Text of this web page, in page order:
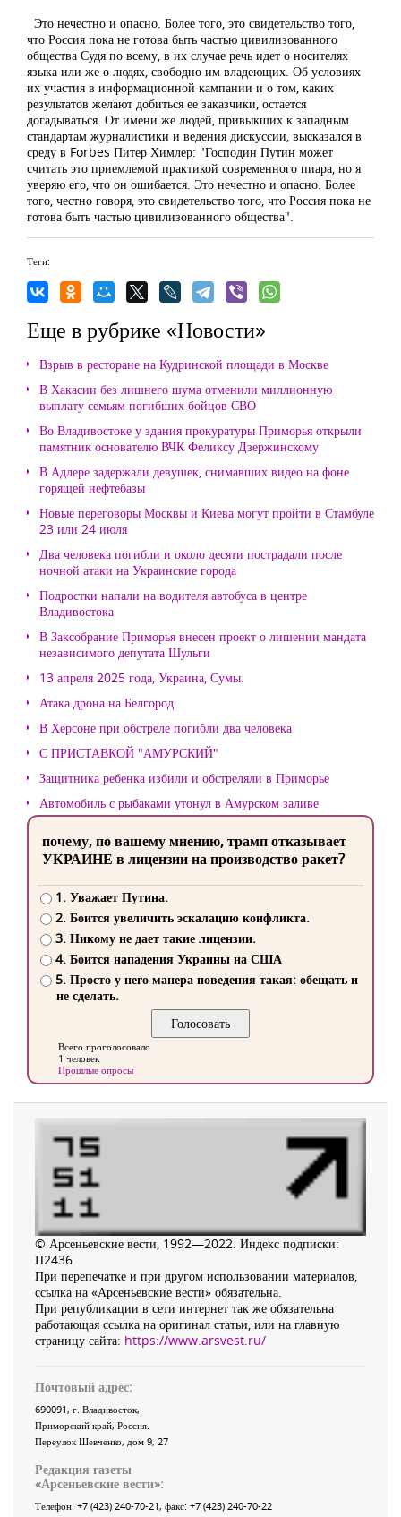
Это нечестно и опасно. Более того, это свидетельство того,
что Россия пока не готова быть частью цивилизованного
общества Судя по всему, в их случае речь идет о носителях
языка или же о людях, свободно им владеющих. Об условиях
их участия в информационной кампании и о том, каких
результатов желают добиться ее заказчики, остается
догадываться. От имени же людей, привыкших к западным
стандартам журналистики и ведения дискуссии, высказался в
среду в Forbes Питер Химлер: "Господин Путин может
считать это приемлемой практикой современного пиара, но я
уверяю его, что он ошибается. Это нечестно и опасно. Более
того, честно говоря, это свидетельство того, что Россия пока не
готова быть частью цивилизованного общества".
Теги:
Еще в рубрике «Новости»
Взрыв в ресторане на Кудринской площади в Москве
В Хакасии без лишнего шума отменили миллионную
выплату семьям погибших бойцов СВО
Во Владивостоке у здания прокуратуры Приморья открыли
памятник основателю ВЧК Феликсу Дзержинскому
В Адлере задержали девушек, снимавших видео на фоне
горящей нефтебазы
Новые переговоры Москвы и Киева могут пройти в Стамбуле
23 или 24 июля
Два человека погибли и около десяти пострадали после
ночной атаки на Украинские города
Подростки напали на водителя автобуса в центре
Владивостока
В Заксобрание Приморья внесен проект о лишении мандата
независимого депутата Шульги
13 апреля 2025 года, Украина, Сумы.
Атака дрона на Белгород
В Херсоне при обстреле погибли два человека
С ПРИСТАВКОЙ "АМУРСКИЙ"
Защитника ребенка избили и обстреляли в Приморье
Автомобиль с рыбаками утонул в Амурском заливе
почему, по вашему мнению, трамп отказывает
УКРАИНЕ в лицензии на производство ракет?
1. Уважает Путина.
2. Боится увеличить эскалацию конфликта.
3. Никому не дает такие лицензии.
4. Боится нападения Украины на США
5. Просто у него манера поведения такая: обещать и
не сделать.
Всего проголосовало
1 человек
Прошлые опросы
© Арсеньевские вести, 1992—2022. Индекс подписки:
П2436
При перепечатке и при другом использовании материалов,
ссылка на «Арсеньевские вести» обязательна.
При републикации в сети интернет так же обязательна
работающая ссылка на оригинал статьи, или на главную
страницу сайта: https://www.arsvest.ru/
Почтовый адрес:
690091, г. Владивосток,
Приморский край, Россия
Переулок Шевченко, дом 9, 27
Редакция газеты
«Арсеньевские вести»:
Телефон: +7 (423) 240-70-21, факс: +7 (423) 240-70-22